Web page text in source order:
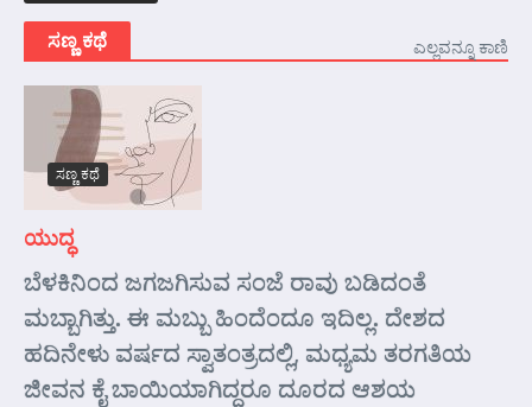
ಸಣ್ಣ ಕಥೆ ಎಲ್ಲವನ್ನೂ ಕಾಣಿ
ಸಣ್ಣ ಕಥೆ
ಯುದ್ಧ
ಬೆಳಕಿನಿಂದ ಜಗಜಗಿಸುವ ಸಂಜೆ ರಾವು ಬಡಿದಂತೆ
ಮಬ್ಬಾಗಿತ್ತು. ಈ ಮಬ್ಬು ಹಿಂದೆಂದೂ ಇದಿಲ್ಲ. ದೇಶದ
ಹದಿನೇಳು ವರ್ಷದ ಸ್ವಾತಂತ್ರದಲ್ಲಿ, ಮಧ್ಯಮ ತರಗತಿಯ
ಜೀವನ ಕೈ ಬಾಯಿಯಾಗಿದ್ದರೂ ದೂರದ ಆಶಯ